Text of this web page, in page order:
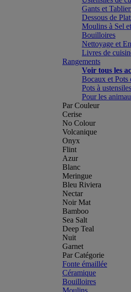
Gants et
Dessous de
Moulins à Sel
Bouilloires
Nettoyage et
Livres de
Rangements
Voir tous les
Bocaux et Pots
Pots à ustensiles
Pour les
Par Couleur
Cerise
No Colour
Volcanique
Onyx
Flint
Azur
Blanc
Meringue
Bleu Riviera
Nectar
Noir Mat
Bamboo
Sea Salt
Deep Teal
Nuit
Garnet
Par Catégorie
Fonte émaillée
Céramique
Bouilloires
Moulins